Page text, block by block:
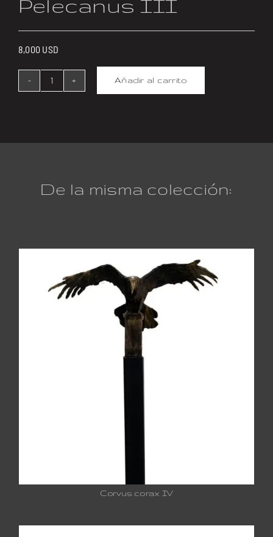
Pelecanus III
8,000 USD
Pelecanus
Añadir al carrito
De la misma colección:
Corvus corax IV